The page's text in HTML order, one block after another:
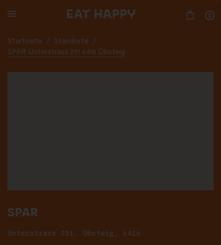
TO
Startseite / Standorte
/
SPAR Unterstrass 251 6416 Obsteig
SPAR
Unterstrass 251, Obsteig, 6416